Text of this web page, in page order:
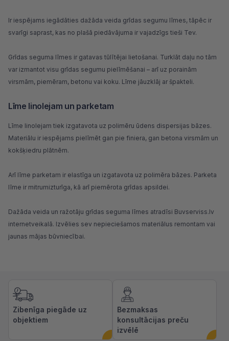
Ir iespējams iegādāties dažāda veida grīdas segumu līmes, tāpēc ir
svarīgi saprast, kas no plašā piedāvājuma ir vajadzīgs tieši Tev.
Grīdas seguma līmes ir gatavas tūlītējai lietošanai. Turklāt daļu no tām
var izmantot visu grīdas segumu pielīmēšanai – arī uz porainām
virsmām, piemēram, betonu vai koku. Līme jāuzklāj ar špakteli.
Līme linolejam un parketam
Līme linolejam tiek izgatavota uz polimēru ūdens dispersijas bāzes.
Materiālu ir iespējams pielīmēt gan pie finiera, gan betona virsmām un
kokšķiedru plātnēm.
Arī līme parketam ir elastīga un izgatavota uz polimēra bāzes. Parketa
līme ir mitrumizturīga, kā arī piemērota grīdas apsildei.
Dažāda veida un ražotāju grīdas seguma līmes atradīsi Buvserviss.lv
internetveikalā. Izvēlies sev nepieciešamos materiālus remontam vai
jaunas mājas būvniecībai.
Zibenīga piegāde uz
objektiem
Bezmaksas
konsultācijas preču
izvēlē